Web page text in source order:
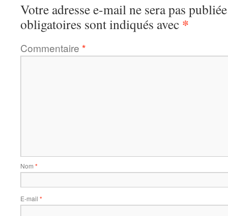
Votre adresse e-mail ne sera pas
obligatoires sont indiqués avec *
Commentaire *
Nom *
E-mail *